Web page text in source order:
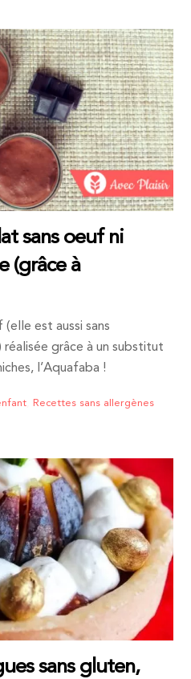
sans oeuf ni
(grâce à
est aussi sans
grâce à un substitut
l’Aquafaba !
Recettes sans allergènes
sans gluten,